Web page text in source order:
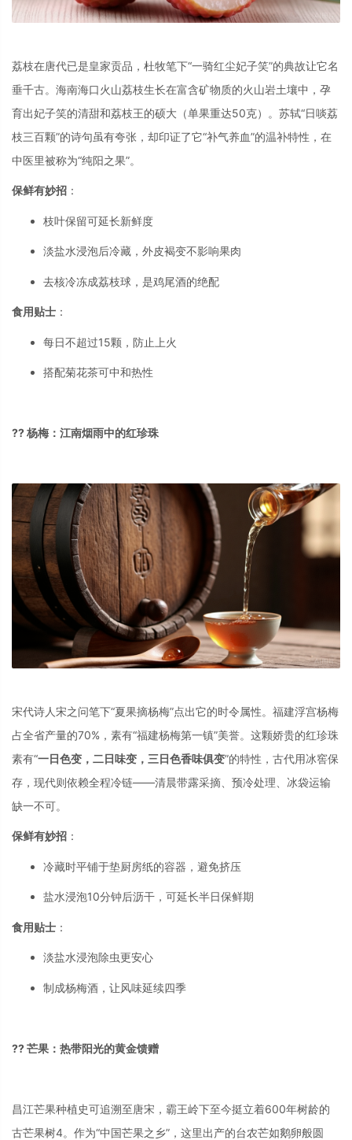
荔枝在唐代已是皇家贡品，杜牧笔下“一骑红尘妃子笑”的典故让它名
垂千古。海南海口火山荔枝生长在富含矿物质的火山岩土壤中，孕
育出妃子笑的清甜和荔枝王的硕大（单果重达50克）。苏轼“日啖荔
枝三百颗”的诗句虽有夸张，却印证了它“补气养血”的温补特性，在
中医里被称为“纯阳之果”。
保鲜有妙招 ：
枝叶保留可延长新鲜度
淡盐水浸泡后冷藏，外皮褐变不影响果肉
去核冷冻成荔枝球，是鸡尾酒的绝配
食用贴士 ：
每日不超过15颗，防止上火
搭配菊花茶可中和热性
?? 杨梅：江南烟雨中的红珍珠
宋代诗人宋之问笔下“夏果摘杨梅”点出它的时令属性。福建浮宫杨梅
占全省产量的70%，素有“福建杨梅第一镇”美誉。这颗娇贵的红珍珠
素有“一日色变，二日味变，三日色香味俱变”的特性，古代用冰窖保
存，现代则依赖全程冷链——清晨带露采摘、预冷处理、冰袋运输
缺一不可。
保鲜有妙招 ：
冷藏时平铺于垫厨房纸的容器，避免挤压
盐水浸泡10分钟后沥干，可延长半日保鲜期
食用贴士 ：
淡盐水浸泡除虫更安心
制成杨梅酒，让风味延续四季
?? 芒果：热带阳光的黄金馈赠
昌江芒果种植史可追溯至唐宋，霸王岭下至今挺立着600年树龄的
古芒果树4。作为“中国芒果之乡”，这里出产的台农芒如鹅卵般圆